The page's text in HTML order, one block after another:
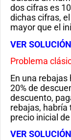
dos cifras es
dichas cifras,
mayor que el
VER SOLUCIÓN
Problema
En una
20% de
descuento,
rebajas, habría
precio inicial
VER SOLUCIÓN